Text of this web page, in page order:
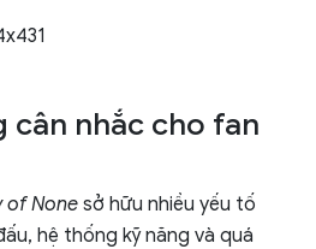
cân nhắc cho fan
of None sở hữu nhiều yếu tố
hệ thống kỹ năng và quá